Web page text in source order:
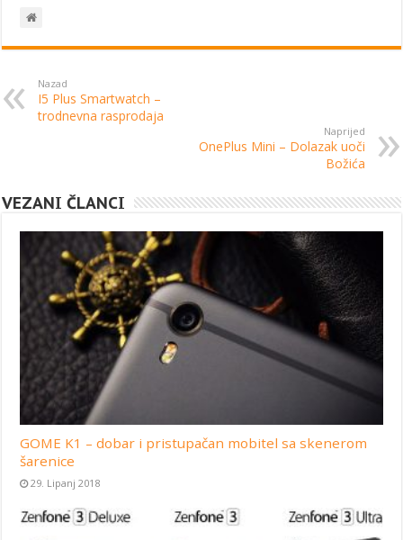
Nazad
I5 Plus Smartwatch –
trodnevna rasprodaja
Naprijed
OnePlus Mini – Dolazak uoči
Božića
VEZANI ČLANCI
GOME K1 – dobar i pristupačan mobitel sa skenerom
šarenice
29. Lipanj 2018